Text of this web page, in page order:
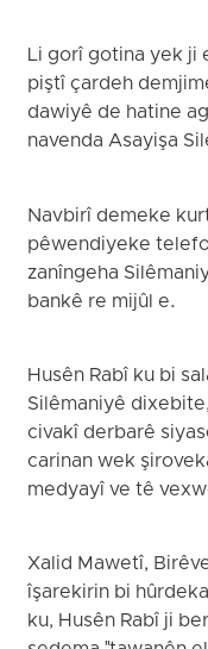
Li gorî gotina yek ji
piştî çardeh
dawiyê de hatine
navenda Asayişa
Navbirî demeke
pêwendiyeke
zanîngeha
bankê re mijûl e.
Husên Rabî ku bi
Silêmaniyê
civakî derbarê
carinan wek
medyayî ve tê
Xalid Mawetî,
îşarekirin bi
ku, Husên Rabî ji